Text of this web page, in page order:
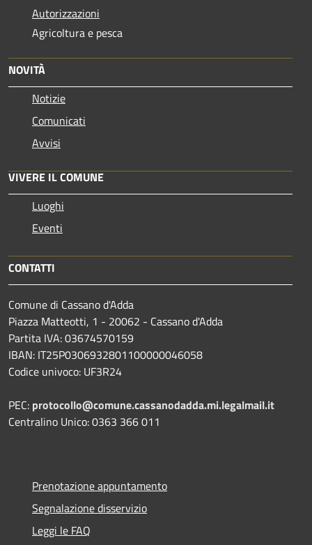
Autorizzazioni
Agricoltura e pesca
NOVITÀ
Notizie
Comunicati
Avvisi
VIVERE IL COMUNE
Luoghi
Eventi
CONTATTI
Comune di Cassano d'Adda
Piazza Matteotti, 1 - 20062 - Cassano d'Adda
Partita IVA: 03674570159
IBAN: IT25P0306932801100000046058
Codice univoco: UF3R24
PEC: protocollo@comune.cassanodadda.mi.legalmail.it
Centralino Unico: 0363 366 011
Prenotazione appuntamento
Segnalazione disservizio
Leggi le FAQ